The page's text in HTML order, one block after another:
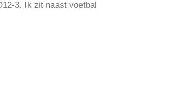
3. Ik zit naast voetbal